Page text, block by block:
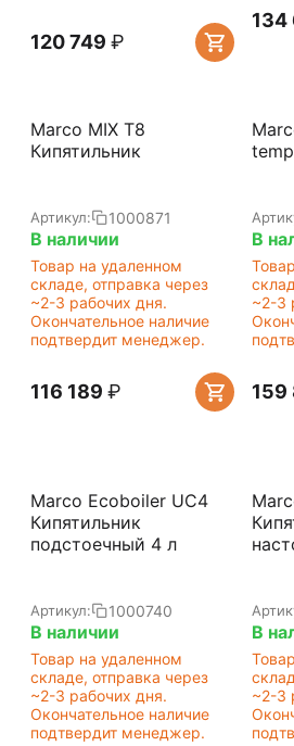
120 749 ₽
134
Marco MIX T8
Кипятильник
Артикул: 1000871
В наличии
Товар на удаленном
складе, отправка через
~2-3 рабочих дня.
Окончательное наличие
подтвердит менеджер.
116 189 ₽
В
~2-3
159
Marco Ecoboiler UC4
Кипятильник
подстоечный 4 л
Артикул: 1000740
В наличии
Товар на удаленном
складе, отправка через
~2-3 рабочих дня.
Окончательное наличие
подтвердит менеджер.
В
~2-3